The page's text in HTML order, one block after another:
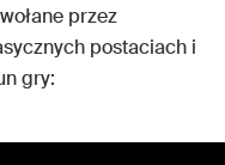
przez
postaciach i
gry: